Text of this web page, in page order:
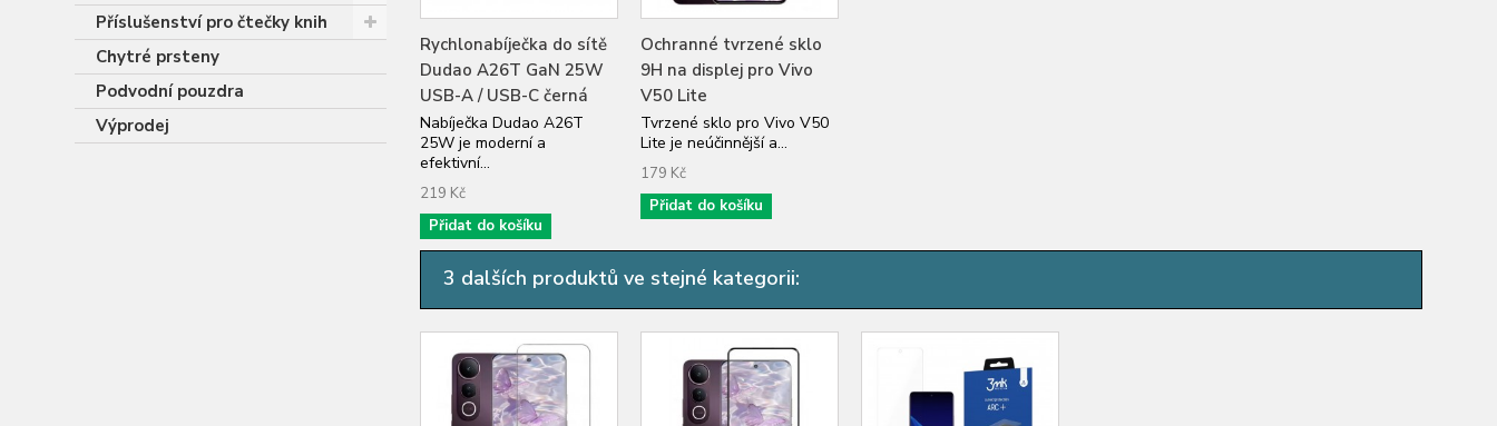
Příslušenství pro čtečky knih
Chytré prsteny
Podvodní pouzdra
Výprodej
Rychlonabíječka do sítě
Dudao A26T GaN 25W
USB-A / USB-C černá
Nabíječka Dudao A26T
25W je moderní a
efektivní...
219 Kč
Přidat do košíku
Ochranné tvrzené sklo
9H na displej pro Vivo
V50 Lite
Tvrzené sklo pro Vivo V50
Lite je neúčinnější a...
179 Kč
Přidat do košíku
3 dalších produktů ve stejné kategorii: